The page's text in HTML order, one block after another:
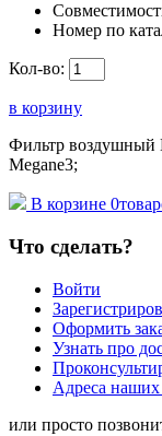
Номер по
Кол-во:
в корзину
Фильтр воздушный
Megane3;
В корзине 0
Что сделать?
Войти
Оформить
Узнать про
Адреса наших
или просто